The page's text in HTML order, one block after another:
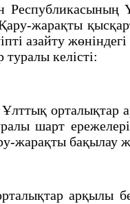
Республикасының
жарақты
азайту
туралы келiстi:
орталықтар
шарт
жарақты бақылау
арқылы